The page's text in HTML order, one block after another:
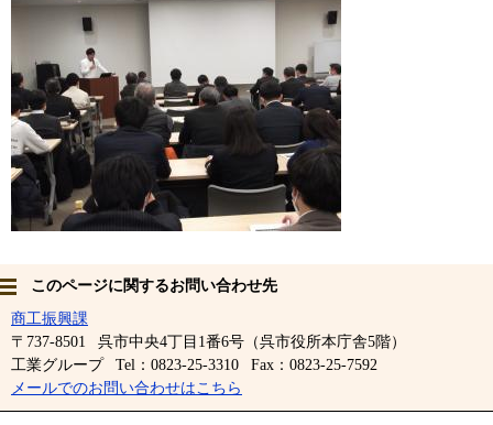
このページに関するお問い合わせ先
商工振興課
〒737-8501
呉市中央4丁目1番6号（呉市役所本庁舎5階）
工業グループ
Tel：0823-25-3310
Fax：0823-25-7592
メールでのお問い合わせはこちら